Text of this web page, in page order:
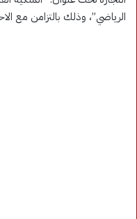
الرياضي”، وذلك بالتزامن مع